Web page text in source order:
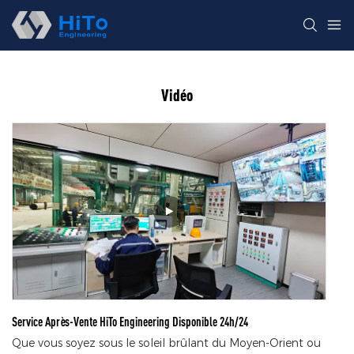
Vidéo
Service Après-Vente HiTo Engineering Disponible 24h/24
Que vous soyez sous le soleil brûlant du Moyen-Orient ou